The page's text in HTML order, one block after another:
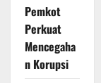
Pemkot
Perkuat
Mencegaha
n Korupsi